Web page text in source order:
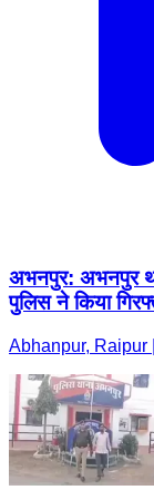
अभनपुर: अभनपुर
पुलिस ने किया
Abhanpur, Raipur